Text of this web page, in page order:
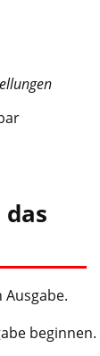
beginnen.